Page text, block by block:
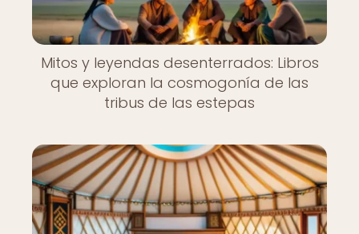
Mitos y leyendas desenterrados: Libros
que exploran la cosmogonía de las
tribus de las estepas